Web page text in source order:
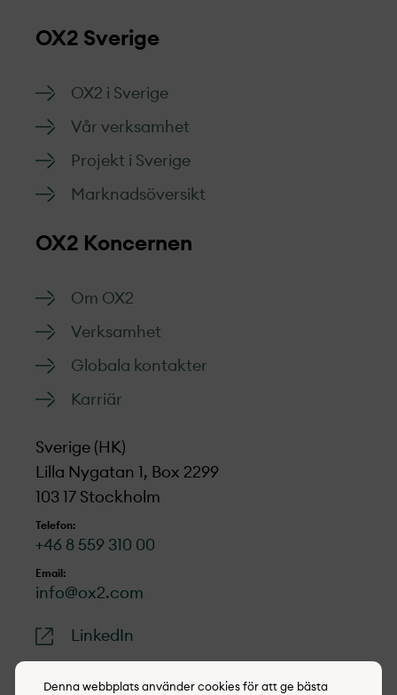
OX2 Sverige
OX2 i Sverige
Vår verksamhet
Projekt­ i Sverige
Marknads­översikt
OX2 Koncernen
Om OX2
Verksamhet
Globala kontakter
Karriär
Sverige (HK)
Lilla Nygatan 1, Box 2299
103 17 Stockholm
Telefon:
+46 8 559 310 00
Email:
info@ox2.com
LinkedIn
Denna webbplats använder cookies för att ge bästa